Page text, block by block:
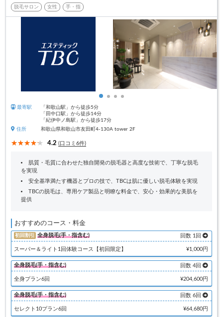
脱毛サロン 女性 手・指
最寄駅
「和歌山駅」から徒歩5分
「田中口駅」から徒歩14分
「紀伊中ノ島駅」から徒歩17分
住所
和歌山県和歌山市友田町4-130A tower 2F
4.2 (口コミ6件)
肌質・毛質に合わせた独自開発の脱毛器と高度な技術で、丁寧な脱毛
を実現
安全基準満たす機器とプロの技で、TBCは肌に優しい脱毛体験を実現
TBCの脱毛は、専用ケア製品と明瞭な料金で、安心・効果的な美肌を
提供
おすすめのコース・料金
初回割引 全身脱毛(手・指含む) 回数 1回
スーパー＆ライト1回体験コース【初回限定】 ¥1,000円
全身脱毛(手・指含む) 回数 4回
全身プラン6回 ¥204,600円
全身脱毛(手・指含む) 回数 6回
セレクト10プラン6回 ¥64,680円